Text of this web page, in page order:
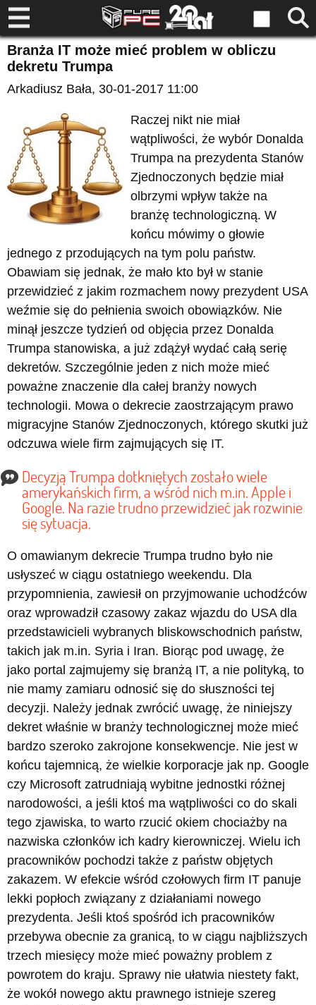
Branża IT może mieć problem w obliczu
dekretu Trumpa
Arkadiusz Bała, 30-01-2017 11:00
Raczej nikt nie miał
wątpliwości, że wybór Donalda
Trumpa na prezydenta Stanów
Zjednoczonych będzie miał
olbrzymi wpływ także na
branżę technologiczną. W
końcu mówimy o głowie
jednego z przodujących na tym polu państw.
Obawiam się jednak, że mało kto był w stanie
przewidzieć z jakim rozmachem nowy prezydent USA
weźmie się do pełnienia swoich obowiązków. Nie
minął jeszcze tydzień od objęcia przez Donalda
Trumpa stanowiska, a już zdążył wydać całą serię
dekretów. Szczególnie jeden z nich może mieć
poważne znaczenie dla całej branży nowych
technologii. Mowa o dekrecie zaostrzającym prawo
migracyjne Stanów Zjednoczonych, którego skutki już
odczuwa wiele firm zajmujących się IT.
Decyzją Trumpa dotkniętych zostało wiele
amerykańskich firm, a wśród nich m.in. Apple i
Google. Na razie trudno przewidzieć jak rozwinie
się sytuacja.
O omawianym dekrecie Trumpa trudno było nie
usłyszeć w ciągu ostatniego weekendu. Dla
przypomnienia, zawiesił on przyjmowanie uchodźców
oraz wprowadził czasowy zakaz wjazdu do USA dla
przedstawicieli wybranych bliskowschodnich państw,
takich jak m.in. Syria i Iran. Biorąc pod uwagę, że
jako portal zajmujemy się branżą IT, a nie polityką, to
nie mamy zamiaru odnosić się do słuszności tej
decyzji. Należy jednak zwrócić uwagę, że niniejszy
dekret właśnie w branży technologicznej może mieć
bardzo szeroko zakrojone konsekwencje. Nie jest w
końcu tajemnicą, że wielkie korporacje jak np. Google
czy Microsoft zatrudniają wybitne jednostki różnej
narodowości, a jeśli ktoś ma wątpliwości co do skali
tego zjawiska, to warto rzucić okiem chociażby na
nazwiska członków ich kadry kierowniczej. Wielu ich
pracowników pochodzi także z państw objętych
zakazem. W efekcie wśród czołowych firm IT panuje
lekki popłoch związany z działaniami nowego
prezydenta. Jeśli ktoś spośród ich pracowników
przebywa obecnie za granicą, to w ciągu najbliższych
trzech miesięcy może mieć poważny problem z
powrotem do kraju. Sprawy nie ułatwia niestety fakt,
że wokół nowego aktu prawnego istnieje szereg